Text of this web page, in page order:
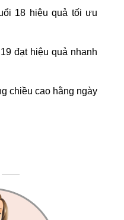
18 hiệu quả tối ưu
đạt hiệu quả nhanh
chiều cao hằng ngày